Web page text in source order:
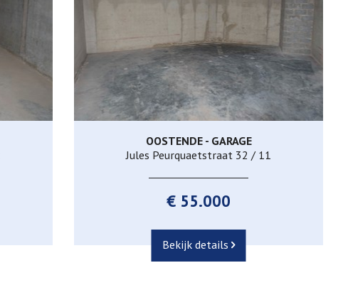
Ja
OOSTENDE - GARAGE
Jules Peurquaetstraat 32 / 11
€ 55.000
Bekijk details